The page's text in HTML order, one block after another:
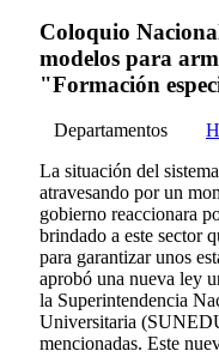
Coloquio
modelos para
"Formación
Departamentos
La situación del
atravesando por un
gobierno reaccionara
brindado a este sector
para garantizar unos
aprobó una nueva ley
la Superintendencia
Universitaria
mencionadas. Este